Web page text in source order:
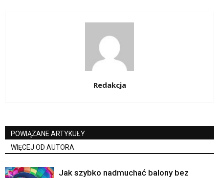
Redakcja
POWIĄZANE ARTYKUŁY
WIĘCEJ OD AUTORA
Jak szybko nadmuchać balony bez